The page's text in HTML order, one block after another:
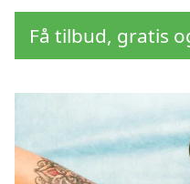
Få tilbud, gratis